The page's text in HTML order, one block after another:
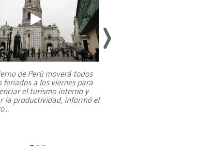
de Perú moverá todos
feriados a los viernes para
el turismo interno y
la productividad, informó el
...